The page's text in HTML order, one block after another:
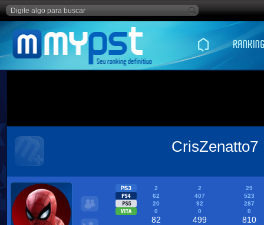
CrisZenatto7
2 2
29
62
407
523
20
92
287
0
0 0
82 499 810